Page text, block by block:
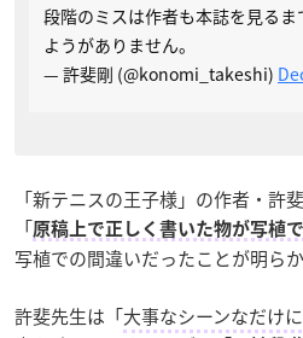
段階のミスは作者も本誌を見る
ようがありません。
— 許斐剛 (@konomi_takeshi)
「新テニスの王子様」の作者・許
「原稿上で正しく書いた物が写植
写植での間違いだったことが明らか
許斐先生は「大事なシーンなだけ